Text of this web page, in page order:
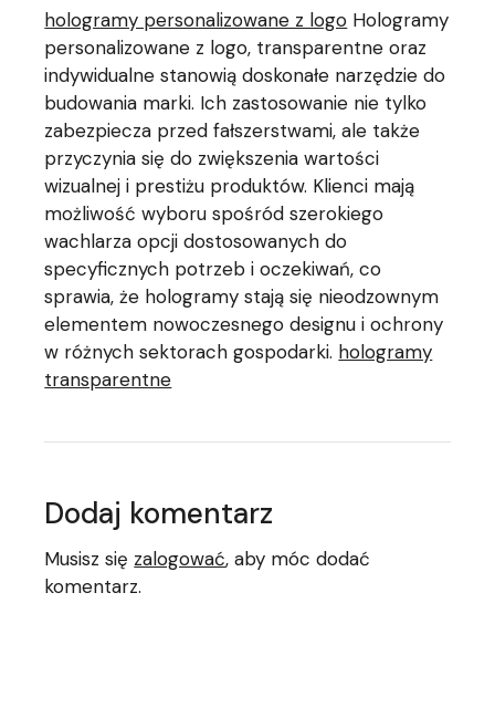
hologramy personalizowane z logo Hologramy
personalizowane z logo, transparentne oraz
indywidualne stanowią doskonałe narzędzie do
budowania marki. Ich zastosowanie nie tylko
zabezpiecza przed fałszerstwami, ale także
przyczynia się do zwiększenia wartości
wizualnej i prestiżu produktów. Klienci mają
możliwość wyboru spośród szerokiego
wachlarza opcji dostosowanych do
specyficznych potrzeb i oczekiwań, co
sprawia, że hologramy stają się nieodzownym
elementem nowoczesnego designu i ochrony
w różnych sektorach gospodarki. hologramy
transparentne
Dodaj komentarz
Musisz się zalogować, aby móc dodać
komentarz.